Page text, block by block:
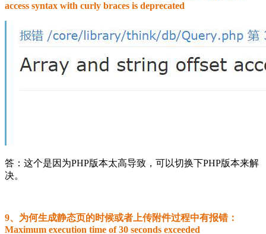
access syntax with curly braces is deprecated
答：这个是因为PHP版本太高导致，可以切换下PHP版本来解
决。
9、为何生成静态页的时候或者上传附件过程中有报错：
Maximum execution time of 30 seconds exceeded